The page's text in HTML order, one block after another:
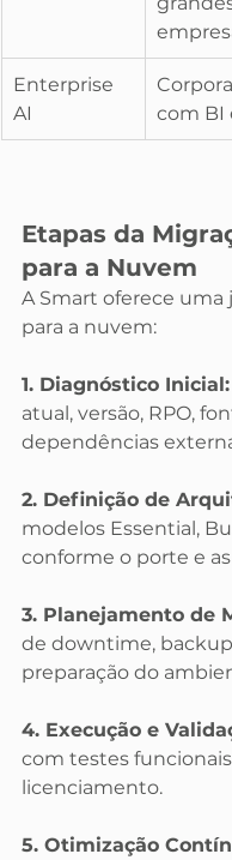
Enterprise
AI
com BI
Etapas da
para a Nuvem
A Smart oferece
para a nuvem:
1. Diagnóstico Inicial:
atual, versão, RPO,
dependências
2. Definição de
modelos Essential,
conforme o porte e
3. Planejamento de
de downtime,
preparação do
4. Execução e
com testes
licenciamento.
5. Otimização